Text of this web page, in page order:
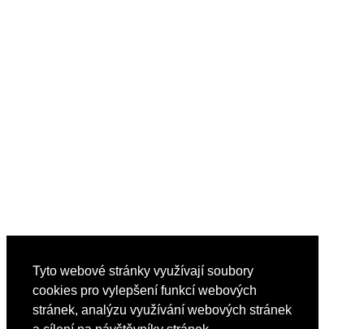
Tyto webové stránky využívají soubory
cookies pro vylepšení funkcí webových
stránek, analýzu využívání webových stránek